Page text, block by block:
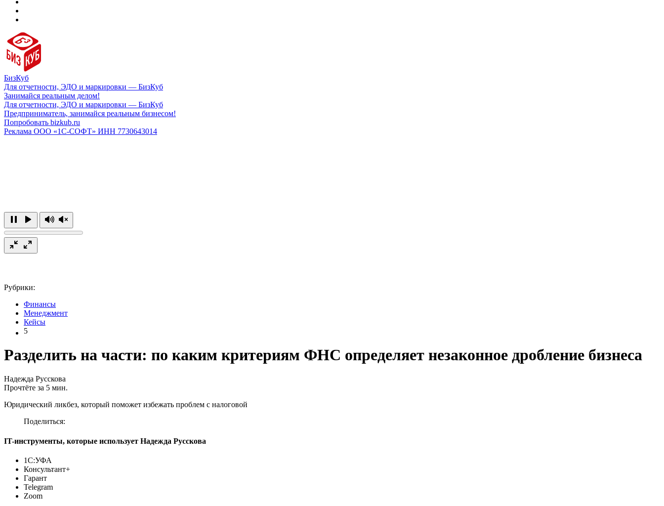
БизКуб
Для отчетности, ЭДО и маркировки — БизКуб
Занимайся реальным делом!
Для отчетности, ЭДО и маркировки — БизКуб
Предприниматель, занимайся реальным бизнесом!
Попробовать bizkub.ru
Реклама ООО «1С-СОФТ» ИНН 7730643014
Рубрики:
Финансы
Менеджмент
Кейсы
5
Разделить на части: по каким критериям ФНС определяет незаконное дробление бизнеса
Надежда Русскова
Прочтёте за 5 мин.
Юридический ликбез, который поможет избежать проблем с налоговой
Поделиться:
IT-инструменты, которые использует Надежда Русскова
1С:УФА
Консультант+
Гарант
Telegram
Zoom